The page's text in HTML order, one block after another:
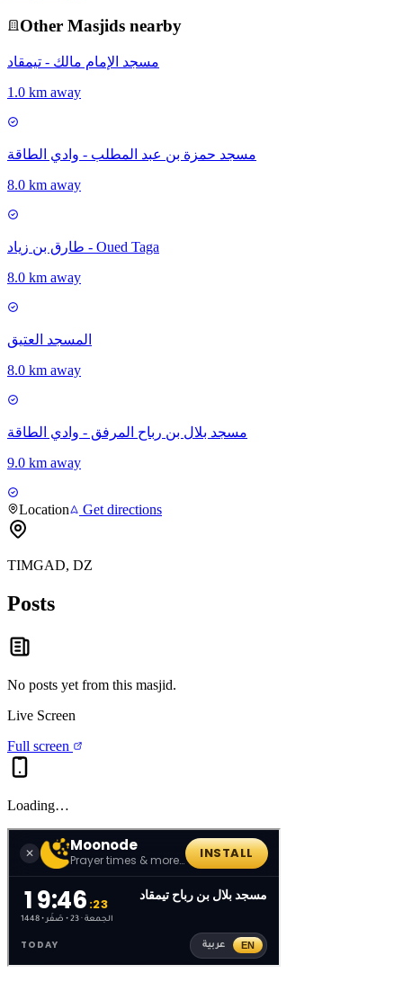
Other Masjids nearby
مسجد الإمام مالك - تيمقاد
1.0 km away
مسجد حمزة بن عبد المطلب - وادي الطاقة
8.0 km away
طارق بن زياد - Oued Taga
8.0 km away
المسجد العتيق
8.0 km away
مسجد بلال بن رباح المرفق - وادي الطاقة
9.0 km away
Location Get directions
TIMGAD, DZ
Posts
No posts yet from this masjid.
Live Screen
Full screen
Loading…